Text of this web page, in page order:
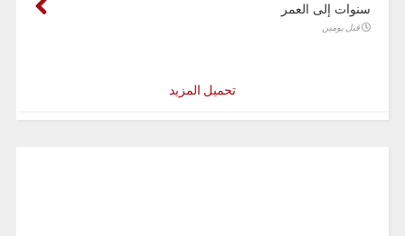
سنوات إلى العمر
قبل يومين
تحميل المزيد